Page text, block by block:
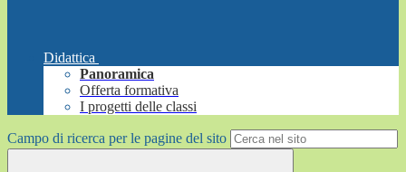
Didattica
Panoramica
Offerta formativa
I progetti delle classi
Campo di ricerca per le pagine del sito